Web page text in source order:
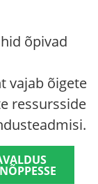
õpivad
vajab õigete
ressursside